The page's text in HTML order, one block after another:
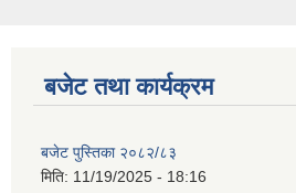
बजेट तथा कार्यक्रम
बजेट पुस्तिका २०८२/८३
मिति: 11/19/2025 - 18:16